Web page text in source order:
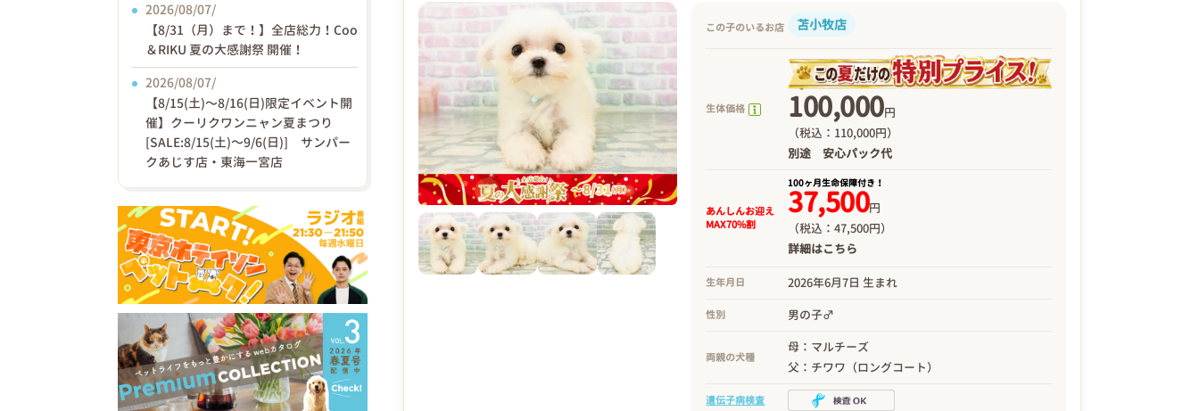
この子のいるお店 苫小牧店
生体価格 100,000円
（税込：110,000円）
別途 安心パック代
あんしんお迎え
MAX70%割
100ヶ月生命保障付き！
37,500円
（税込：47,500円）
詳細はこちら
生年月日 2026年6月7日 生まれ
性別 男の子♂
両親の犬種
母：マルチーズ
父：チワワ（ロングコート）
遺伝子病検査
2026/08/07/
【8/31（月）まで！】全店総力！Coo
＆RIKU 夏の大感謝祭 開催！
2026/08/07/
【8/15(土)〜8/16(日)限定イベント開
催】クーリクワンニャン夏まつり
[SALE:8/15(土)～9/6(日)] サンパー
クあじす店・東海一宮店